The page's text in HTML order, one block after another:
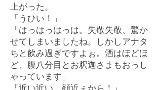
上がった。
「うひい！」
「はっはっはっは。失敬失敬、驚か
せてしまいましたね。しかしアナタ
ちと飲み過ぎですよぉ。酒はほどほ
ど、腹八分目とお釈迦さまもおっし
ゃっています」
「近い近い、顔近ぇから！」